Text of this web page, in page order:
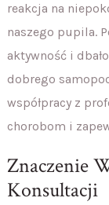
reakcja na
naszego pupila.
aktywność i
dobrego
współpracy z
chorobom i
Znaczenie
Konsultacji